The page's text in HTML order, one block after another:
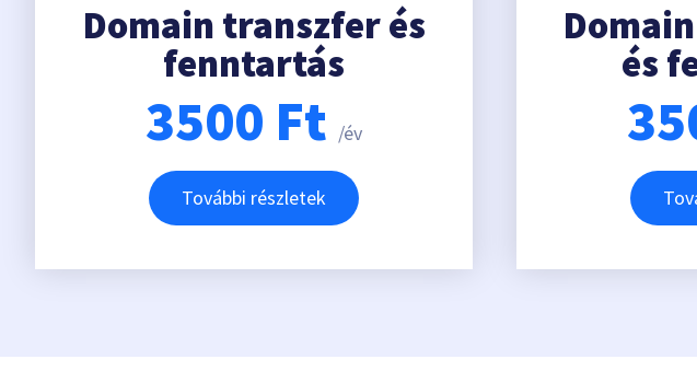
Domain transzfer és
fenntartás
3500 Ft /év
További részletek
és